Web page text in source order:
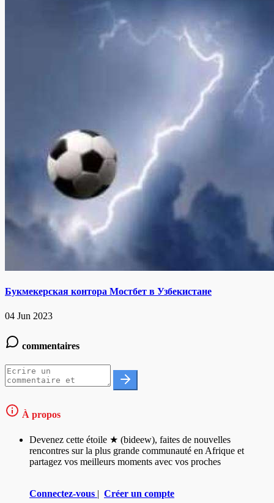
Букмекерская контора Мостбет в Узбекистане
04 Jun 2023
commentaires
À propos
Devenez cette étoile ★ (bideew), faites de nouvelles
rencontres sur la plus grande communauté en Afrique et
partagez vos meilleurs moments avec vos proches
Connectez-vous | Créer un compte